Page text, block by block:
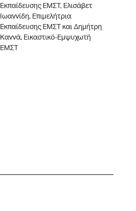
Εκπαίδευσης ΕΜΣΤ, Ελισάβετ
Ιωαννίδη, Επιμελήτρια
Εκπαίδευσης ΕΜΣΤ και Δημήτρη
Καννά, Εικαστικό-Εμψυχωτή
ΕΜΣΤ